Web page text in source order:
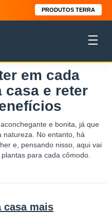
PRODUTOS TERRA
em cada
casa e reter
e bonita, já que
natureza. No entanto, há
e, pensando nisso, aqui vai
para cada cômodo.
casa mais